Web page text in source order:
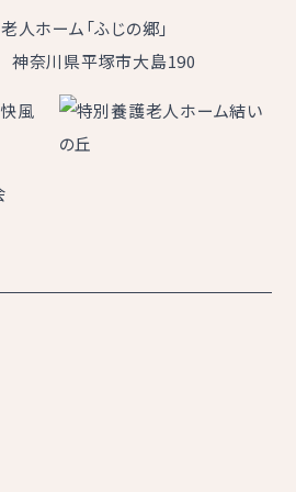
人ホーム「ふじの郷」
奈川県平塚市大島190